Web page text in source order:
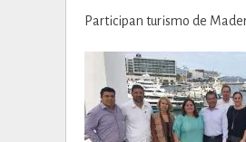
Participan turismo de